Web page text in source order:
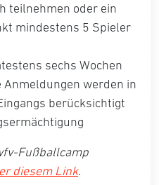
teilnehmen oder ein
mindestens 5 Spieler
sechs Wochen
Anmeldungen werden in
berücksichtigt
Fußballcamp
diesem Link.